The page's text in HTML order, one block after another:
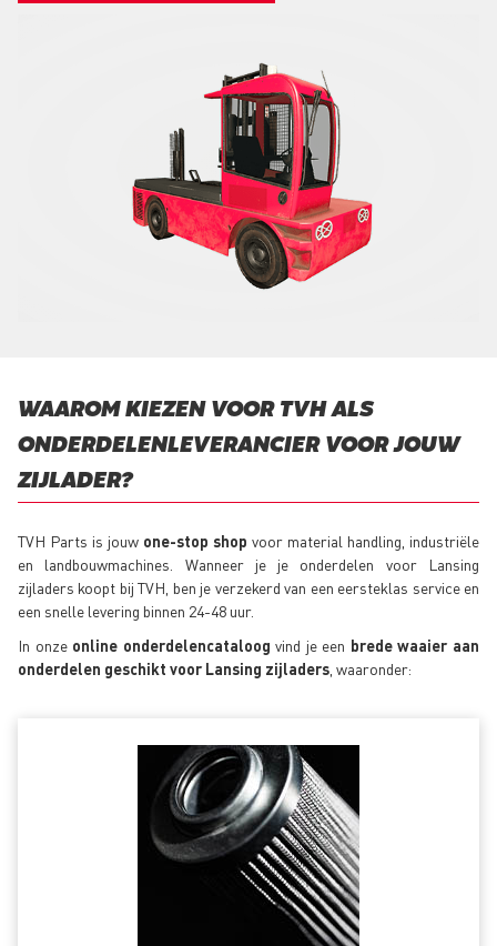
WAAROM KIEZEN VOOR TVH ALS
ONDERDELENLEVERANCIER VOOR JOUW
ZIJLADER?
TVH Parts is jouw one-stop shop voor material handling, industriële
en landbouwmachines. Wanneer je je onderdelen voor Lansing
zijladers koopt bij TVH, ben je verzekerd van een eersteklas service en
een snelle levering binnen 24-48 uur.
In onze online onderdelencataloog vind je een brede waaier aan
onderdelen geschikt voor Lansing zijladers , waaronder: